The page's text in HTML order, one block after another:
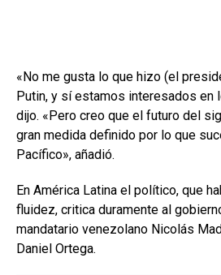
«No me gusta lo que hizo (el
Putin, y sí estamos interesados en
dijo. «Pero creo que el futuro del
gran medida definido por lo que
Pacífico», añadió.
En América Latina el político, que
fluidez, critica duramente al
mandatario venezolano Nicolás
Daniel Ortega.